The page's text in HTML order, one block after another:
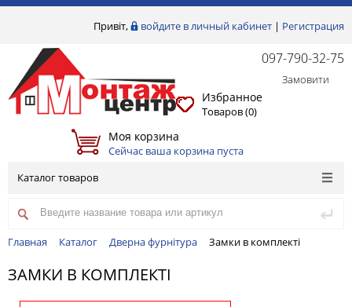
Привіт, войдите в личный кабинет | Регистрация
097-790-32-75
Замовити
Избранное
Товаров (0)
Моя корзина
Сейчас ваша корзина пуста
Каталог товаров
Главная Каталог Дверна фурнітура Замки в комплекті
ЗАМКИ В КОМПЛЕКТІ